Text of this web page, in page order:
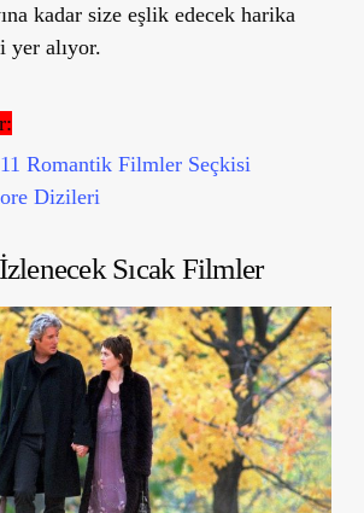
kadar size eşlik edecek harika
yer alıyor.
Romantik Filmler Seçkisi
Dizileri
Sıcak Filmler